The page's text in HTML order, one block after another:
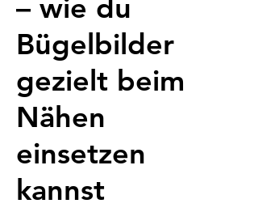
– wie du
Bügelbilder
gezielt beim
Nähen
einsetzen
kannst